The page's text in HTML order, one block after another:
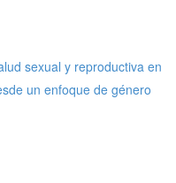
sexual y reproductiva en
un enfoque de género